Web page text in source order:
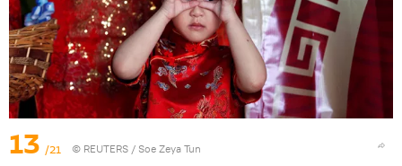
13 /21 © REUTERS / Soe Zeya Tun